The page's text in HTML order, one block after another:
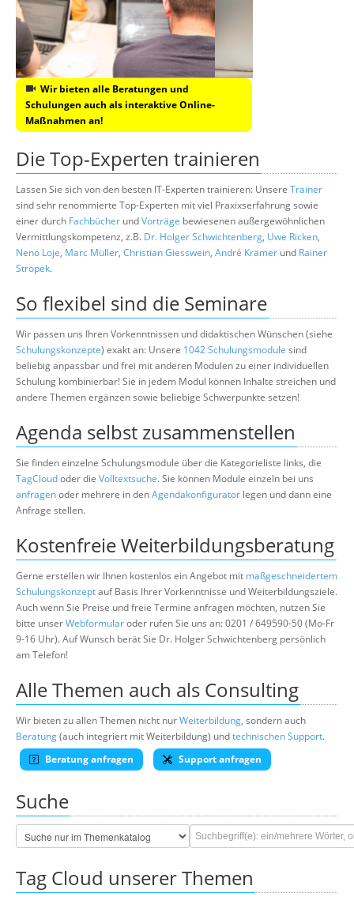
Wir bieten alle Beratungen und
Schulungen auch als interaktive Online-
Maßnahmen an!
Die Top-Experten trainieren
Lassen Sie sich von den besten IT-Experten trainieren: Unsere Trainer
sind sehr renommierte Top-Experten mit viel Praxixserfahrung sowie
einer durch Fachbücher undVorträge bewiesenen außergewöhnlichen
Vermittlungskompetenz, z.B. Dr. Holger Schwichtenberg, Uwe Ricken,
Neno Loje, Marc Müller, Christian Giesswein, André Krämer und Rainer
Stropek.
So flexibel sind die Seminare
Wir passen uns Ihren Vorkenntnissen und didaktischen Wünschen (siehe
Schulungskonzepte) exakt an: Unsere 1042 Schulungsmodule sind
beliebig anpassbar und frei mit anderen Modulen zu einer individuellen
Schulung kombinierbar! Sie in jedem Modul können Inhalte streichen und
andere Themen ergänzen sowie beliebige Schwerpunkte setzen!
Agenda selbst zusammenstellen
Sie finden einzelne Schulungsmodule über die Kategorieliste links, die
TagCloudoder die Volltextsuche. Sie können Module einzeln bei uns
anfragenoder mehrere in denAgendakonfigurator legen und dann eine
Anfrage stellen.
Kostenfreie Weiterbildungsberatung
Gerne erstellen wir Ihnen kostenlos ein Angebot mit maßgeschneidertem
Schulungskonzeptauf Basis Ihrer Vorkenntnisse und Weiterbildungsziele.
Auch wenn Sie Preise und freie Termine anfragen möchten, nutzen Sie
bitte unserWebformularoder rufen Sie uns an: 0201 / 649590-50 (Mo-Fr
9-16 Uhr). Auf Wunsch berät Sie Dr. Holger Schwichtenberg persönlich
am Telefon!
Alle Themen auch als Consulting
Wir bieten zu allen Themen nicht nurWeiterbildung, sondern auch
Beratung(auch integriert mit Weiterbildung) undtechnischen Support.
Beratung anfragen
Support anfragen
Suche
Tag Cloud unserer Themen